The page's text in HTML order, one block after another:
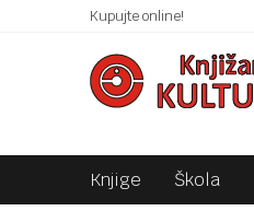
Kupujte online!
PLATNIM KARTICAMA!
Knjige Škola